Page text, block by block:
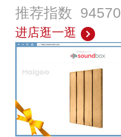
推荐指数 94570
进店逛一逛